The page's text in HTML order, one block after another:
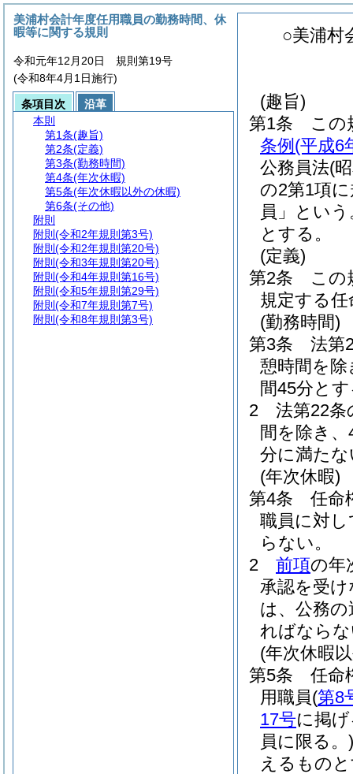
○美浦村
(趣旨)
第1条
この
条例 (平成6
公務員法(
の2第1項
員」という
とする。
(定義)
第2条
この
規定する
(勤務時間)
第3条
法第
憩時間を
間45分と
2
法第22条
間を除き
分に満た
(年次休暇)
第4条
任命
職員に対
らない。
2
前項の年
承認を受
は、公務
ればなら
(年次休暇
第5条
任命
用職員(第8
17号に掲
員に限る。)
えるもの
美浦村会計年度任用職員の勤務時間、休
暇等に関する規則
令和元年12月20日 規則第19号
(令和8年4月1日施行)
条項目次
沿革
本則
第1条(趣旨)
第2条(定義)
第3条(勤務時間)
第4条(年次休暇)
第5条(年次休暇以外の休暇)
第6条(その他)
附則
附則 (令和2年規則第3号)
附則 (令和2年規則第20号)
附則 (令和3年規則第20号)
附則 (令和4年規則第16号)
附則 (令和5年規則第29号)
附則 (令和7年規則第7号)
附則 (令和8年規則第3号)